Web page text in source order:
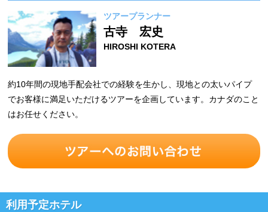
ツアープランナー
古寺 宏史
HIROSHI KOTERA
約10年間の現地手配会社での経験を生かし、現地との太いパイプ
でお客様に満足いただけるツアーを企画しています。カナダのこと
はお任せください。
利用予定ホテル